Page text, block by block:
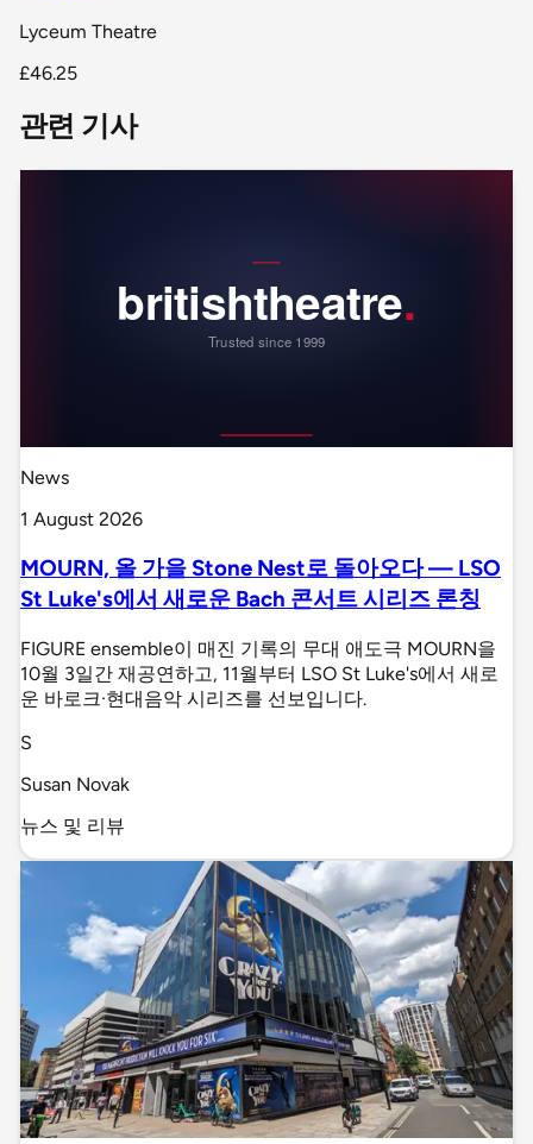
Lyceum Theatre
£46.25
관련 기사
News
1 August 2026
MOURN, 올 가을 Stone Nest로 돌아오다 — LSO
St Luke's에서 새로운 Bach 콘서트 시리즈 론칭
FIGURE ensemble이 매진 기록의 무대 애도극 MOURN을
10월 3일간 재공연하고, 11월부터 LSO St Luke's에서 새로
운 바로크·현대음악 시리즈를 선보입니다.
S
Susan Novak
뉴스 및 리뷰